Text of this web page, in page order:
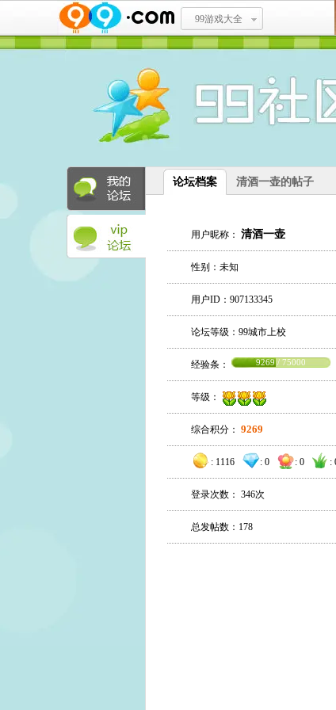
99游戏大全
论坛档案 清酒一壶的帖子
用户昵称： 清酒一壶
性别：未知
用户ID：907133345
论坛等级：99城市上校
经验条： 9269 / 75000
等级：
综合积分： 9269
: 1116 : 0 : 0 :
登录次数： 346次
总发帖数：178